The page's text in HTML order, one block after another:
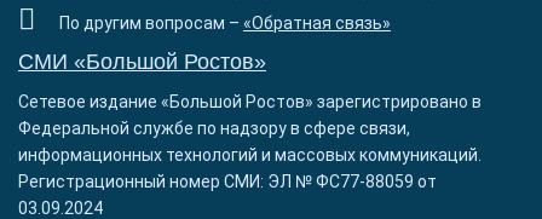
По другим вопросам – «Обратная связь»
СМИ «Большой Ростов»
Сетевое издание «Большой Ростов» зарегистрировано в
Федеральной службе по надзору в сфере связи,
информационных технологий и массовых коммуникаций.
Регистрационный номер СМИ: ЭЛ № ФС77-88059 от
03.09.2024